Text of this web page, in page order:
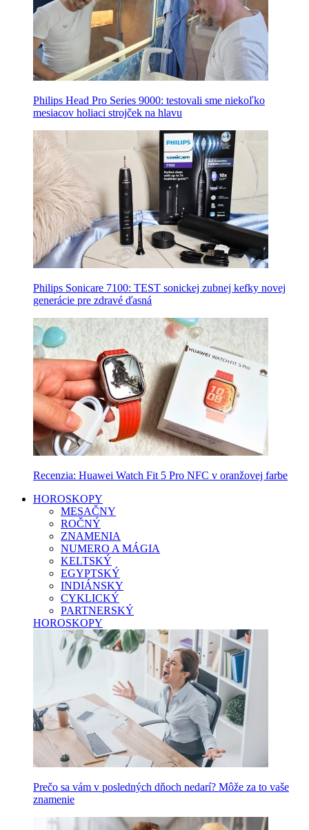
Philips Head Pro Series 9000: testovali sme niekoľko
mesiacov holiaci strojček na hlavu
Philips Sonicare 7100: TEST sonickej zubnej kefky novej
generácie pre zdravé ďasná
Recenzia: Huawei Watch Fit 5 Pro NFC v oranžovej farbe
HOROSKOPY
MESAČNY
ROČNÝ
ZNAMENIA
NUMERO A MÁGIA
KELTSKÝ
EGYPTSKÝ
INDIÁNSKY
CYKLICKÝ
PARTNERSKÝ
HOROSKOPY
Prečo sa vám v posledných dňoch nedarí? Môže za to vaše
znamenie